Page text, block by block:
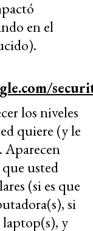
en el
los niveles
quiere (y le
Aparecen
usted
(si es que
si
laptop(s), y